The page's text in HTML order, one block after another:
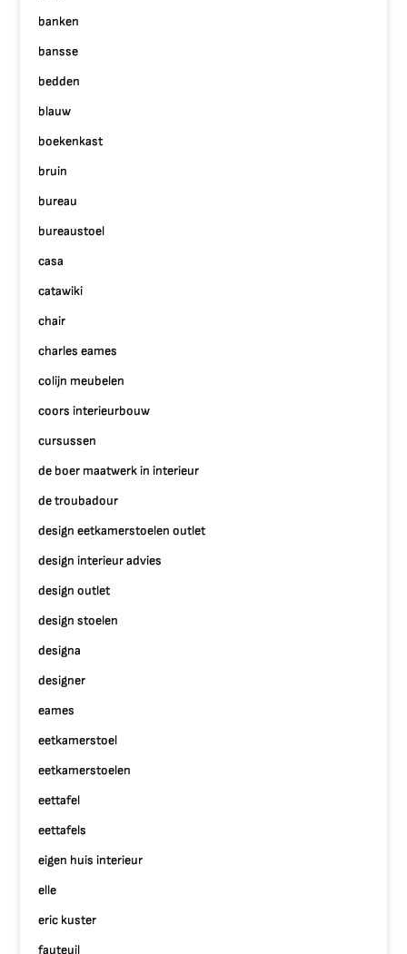
banken
bansse
bedden
blauw
boekenkast
bruin
bureau
bureaustoel
casa
catawiki
chair
charles eames
colijn meubelen
coors interieurbouw
cursussen
de boer maatwerk in interieur
de troubadour
design eetkamerstoelen outlet
design interieur advies
design outlet
design stoelen
designa
designer
eames
eetkamerstoel
eetkamerstoelen
eettafel
eettafels
eigen huis interieur
elle
eric kuster
fauteuil